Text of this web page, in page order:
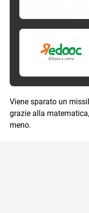
Viene sparato un
grazie alla
meno.